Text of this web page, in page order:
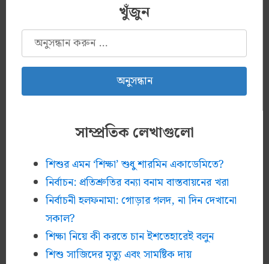
খুঁজুন
অনুসন্ধানঃ
সাম্প্রতিক লেখাগুলো
শিশুর এমন ‘শিক্ষা’ শুধু শারমিন একাডেমিতে?
নির্বাচন: প্রতিশ্রুতির বন্যা বনাম বাস্তবায়নের খরা
নির্বাচনী হলফনামা: গোড়ার গলদ, না দিন দেখানো
সকাল?
শিক্ষা নিয়ে কী করতে চান ইশতেহারেই বলুন
শিশু সাজিদের মৃত্যু এবং সামষ্টিক দায়